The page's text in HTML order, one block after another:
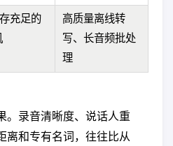
充足的
高质量离线转
写、长音频批处
理
。录音清晰度、说话人重
离和专有名词，往往比从